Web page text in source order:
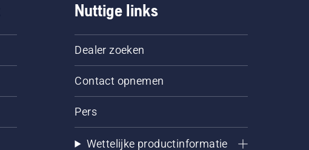
Nuttige links
Dealer zoeken
Contact opnemen
Pers
Wettelijke productinformatie